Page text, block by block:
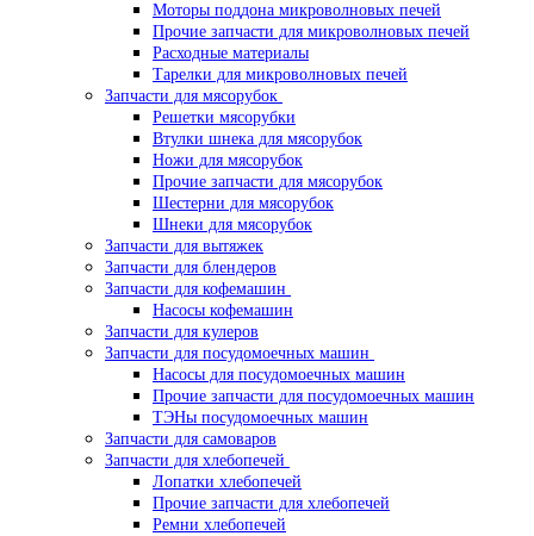
Моторы поддона микроволновых печей
Прочие запчасти для микроволновых печей
Расходные материалы
Тарелки для микроволновых печей
Запчасти для мясорубок
Решетки мясорубки
Втулки шнека для мясорубок
Ножи для мясорубок
Прочие запчасти для мясорубок
Шестерни для мясорубок
Шнеки для мясорубок
Запчасти для вытяжек
Запчасти для блендеров
Запчасти для кофемашин
Насосы кофемашин
Запчасти для кулеров
Запчасти для посудомоечных машин
Насосы для посудомоечных машин
Прочие запчасти для посудомоечных машин
ТЭНы посудомоечных машин
Запчасти для самоваров
Запчасти для хлебопечей
Лопатки хлебопечей
Прочие запчасти для хлебопечей
Ремни хлебопечей